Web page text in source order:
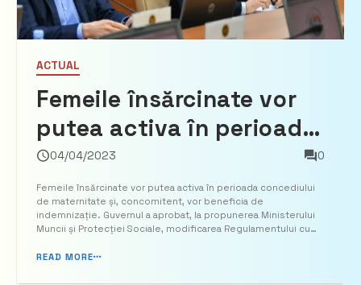
ACTUAL
Femeile însărcinate vor
putea activa în perioada
concediului de
maternitate și,
concomitent, vor
beneficia de
04/04/2023 0
Femeile însărcinate vor putea activa în perioada concediului
de maternitate și, concomitent, vor beneficia de
indemnizație. Guvernul a aprobat, la propunerea Ministerului
Muncii și Protecției Sociale, modificarea Regulamentului cu
indemnizațiilor pentru incapacitate temporară de...
READ MORE